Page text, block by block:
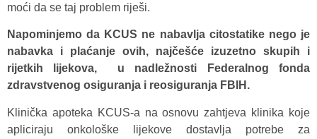
moći da se taj problem riješi.
Napominjemo da KCUS ne nabavlja citostatike nego je
nabavka i plaćanje ovih, najčešće izuzetno skupih i
rijetkih lijekova, u nadležnosti Federalnog fonda
zdravstvenog osiguranja i reosiguranja FBIH.
Klinička apoteka KCUS-a na osnovu zahtjeva klinika koje
apliciraju onkološke lijekove dostavlja potrebe za